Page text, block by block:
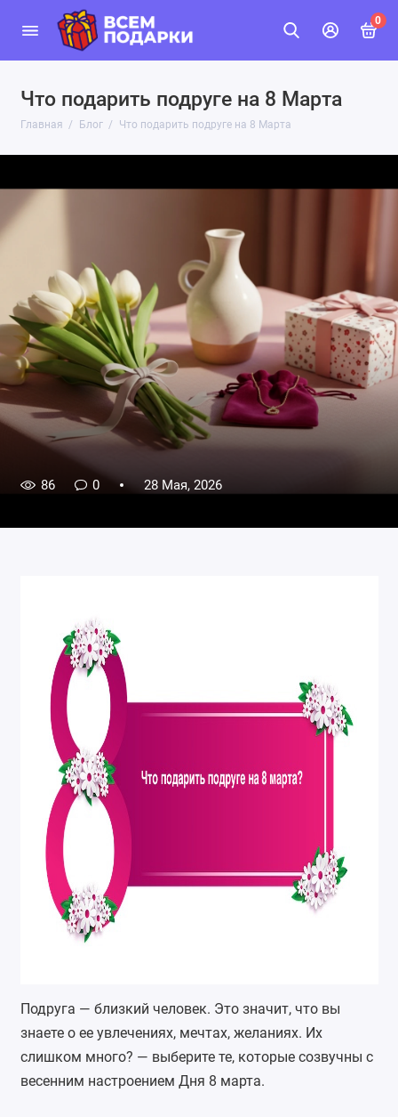
0
Что подарить подруге на 8 Марта
Главная Блог Что подарить подруге на 8 Марта
86 0 28 Мая, 2026
Подруга — близкий человек. Это значит, что вы
знаете о ее увлечениях, мечтах, желаниях. Их
слишком много? — выберите те, которые созвучны с
весенним настроением Дня 8 марта.